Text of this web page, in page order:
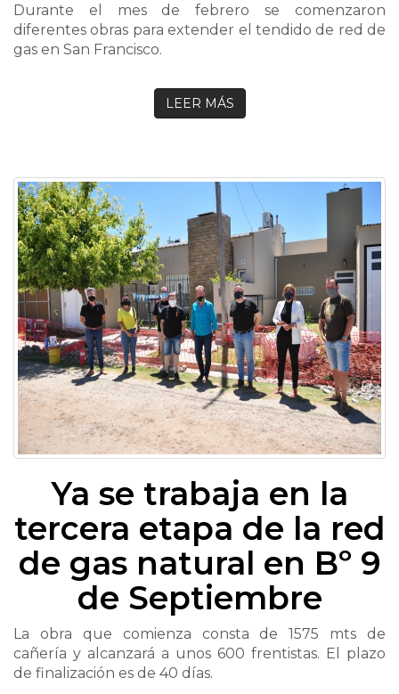
Durante el mes de febrero se comenzaron
diferentes obras para extender el tendido de red de
gas en San Francisco.
LEER MÁS
Ya se trabaja en la
tercera etapa de la red
de gas natural en Bº 9
de Septiembre
La obra que comienza consta de 1575 mts de
cañería y alcanzará a unos 600 frentistas. El plazo
de finalización es de 40 días.